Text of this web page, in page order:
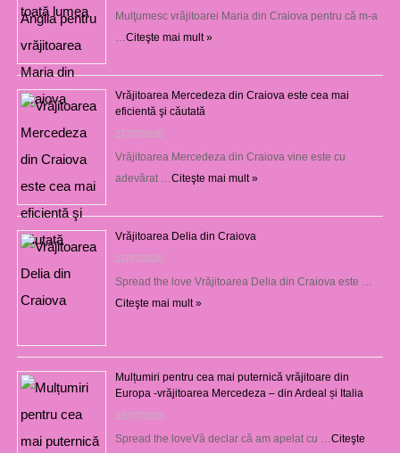
Mulţumesc vrăjitoarei Maria din Craiova pentru că m-a
…Citeşte mai mult »
Vrăjitoarea Mercedeza din Craiova este cea mai
eficientă şi căutată
27/07/2026
Vrăjitoarea Mercedeza din Craiova vine este cu
adevărat …Citeşte mai mult »
Vrăjitoarea Delia din Craiova
27/07/2026
Spread the love Vrăjitoarea Delia din Craiova este …
Citeşte mai mult »
Mulțumiri pentru cea mai puternică vrăjitoare din
Europa -vrăjitoarea Mercedeza – din Ardeal și Italia
23/07/2026
Spread the loveVă declar că am apelat cu …Citeşte